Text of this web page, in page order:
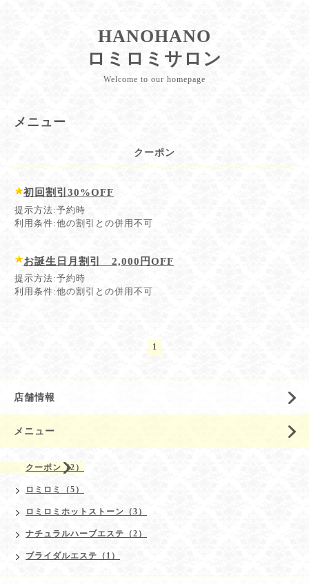
HANOHANO
ロミロミサロン
Welcome to our homepage
メニュー
クーポン
初回割引30%OFF
提示方法:予約時
利用条件:他の割引との併用不可
お誕生日月割引 2,000円OFF
提示方法:予約時
利用条件:他の割引との併用不可
1
店舗情報
メニュー
クーポン（2）
ロミロミ（5）
ロミロミホットストーン（3）
ナチュラルハーブエステ（2）
ブライダルエステ（1）